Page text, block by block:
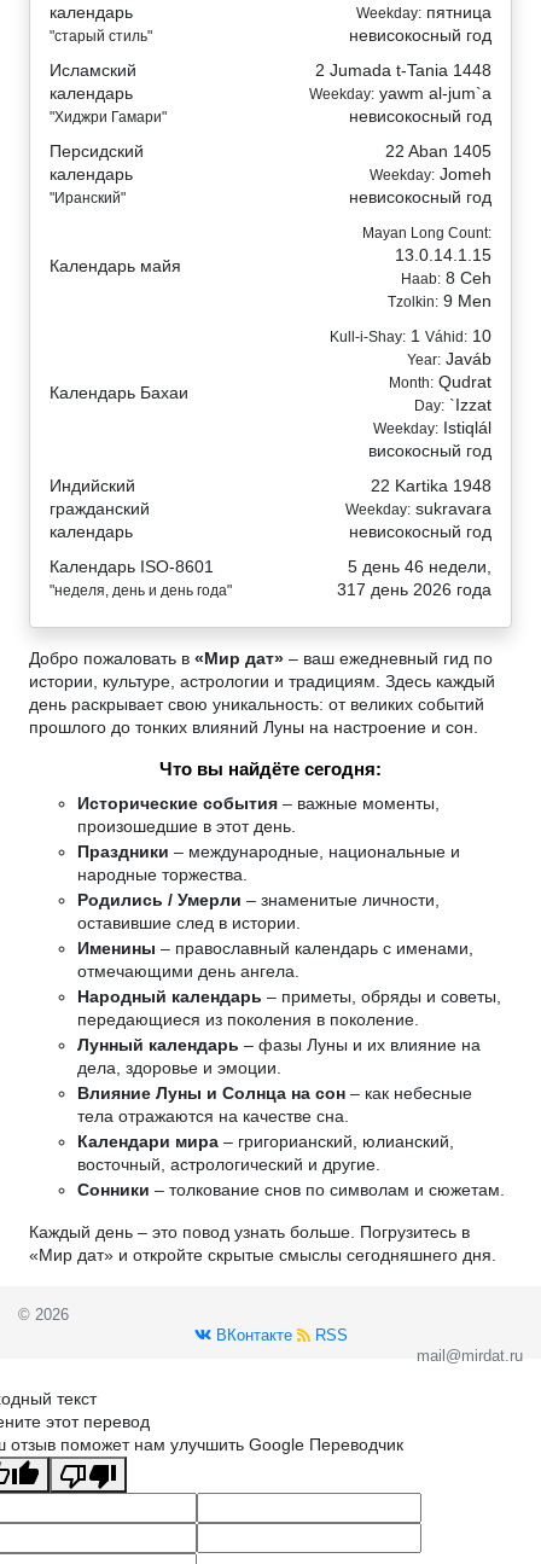
календарь
"старый стиль"
Weekday: пятница
невисокосный год
Исламский
календарь
"Хиджри Гамари"
2 Jumada t-Tania 1448
Weekday: yawm al-jum`a
невисокосный год
Персидский
календарь
"Иранский"
22 Aban 1405
Weekday: Jomeh
невисокосный год
Календарь майя
Mayan Long Count:
13.0.14.1.15
Haab: 8 Ceh
Tzolkin: 9 Men
Календарь Бахаи
Kull-i-Shay: 1 Váhid: 10
Year: Javáb
Month: Qudrat
Day: `Izzat
Weekday: Istiqlál
високосный год
Индийский
гражданский
календарь
22 Kartika 1948
Weekday: sukravara
невисокосный год
Календарь ISO-8601
"неделя, день и день года"
5 день 46 недели,
317 день 2026 года
Добро пожаловать в «Мир дат» – ваш ежедневный гид по
истории, культуре, астрологии и традициям. Здесь каждый
день раскрывает свою уникальность: от великих событий
прошлого до тонких влияний Луны на настроение и сон.
Что вы найдёте сегодня:
Исторические события – важные моменты,
произошедшие в этот день.
Праздники – международные, национальные и
народные торжества.
Родились / Умерли – знаменитые личности,
оставившие след в истории.
Именины – православный календарь с именами,
отмечающими день ангела.
Народный календарь – приметы, обряды и советы,
передающиеся из поколения в поколение.
Лунный календарь – фазы Луны и их влияние на
дела, здоровье и эмоции.
Влияние Луны и Солнца на сон – как небесные
тела отражаются на качестве сна.
Календари мира – григорианский, юлианский,
восточный, астрологический и другие.
Сонники – толкование снов по символам и сюжетам.
Каждый день – это повод узнать больше. Погрузитесь в
«Мир дат» и откройте скрытые смыслы сегодняшнего дня.
© 2026
ВКонтакте
RSS
mail@mirdat.ru
текст
этот перевод
отзыв поможет нам улучшить Google Переводчик